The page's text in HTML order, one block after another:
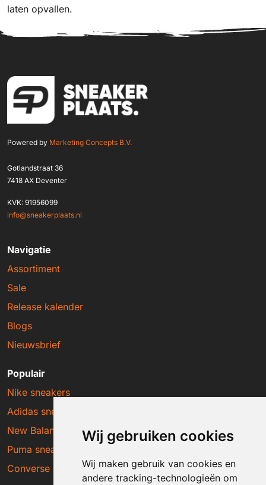
Wij gebruiken cookies
Wij maken gebruik van cookies en
andere tracking-technologieën om
laten opvallen.
Powered by Marketing Concepts B.V.
Gotlandstraat 36
7418 AX Deventer
KVK: 91956099
info@sneakerplaats.nl
Navigatie
Assortiment
Sale
Release kalender
Blogs
Nieuwsbrief
Populair
Nike sneakers
Adidas sneakers
New Balance sneakers
Puma sneakers
Converse sneakers